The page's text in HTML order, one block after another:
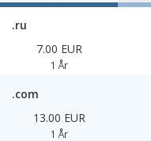
.ru
7.00 EUR
1 År
.com
13.00 EUR
1 År